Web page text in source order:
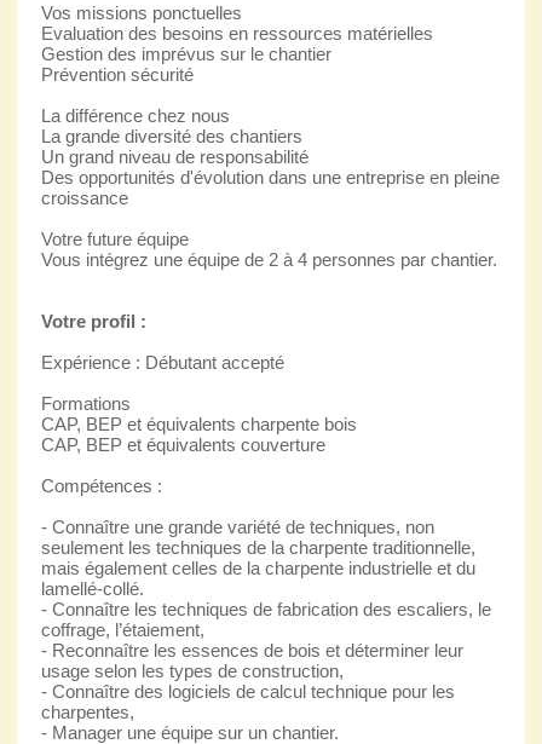
Vos missions ponctuelles
Evaluation des besoins en ressources matérielles
Gestion des imprévus sur le chantier
Prévention sécurité
La différence chez nous
La grande diversité des chantiers
Un grand niveau de responsabilité
Des opportunités d'évolution dans une entreprise en pleine
croissance
Votre future équipe
Vous intégrez une équipe de 2 à 4 personnes par chantier.
Votre profil :
Expérience : Débutant accepté
Formations
CAP, BEP et équivalents charpente bois
CAP, BEP et équivalents couverture
Compétences :
- Connaître une grande variété de techniques, non
seulement les techniques de la charpente traditionnelle,
mais également celles de la charpente industrielle et du
lamellé-collé.
- Connaître les techniques de fabrication des escaliers, le
coffrage, l’étaiement,
- Reconnaître les essences de bois et déterminer leur
usage selon les types de construction,
- Connaître des logiciels de calcul technique pour les
charpentes,
- Manager une équipe sur un chantier.